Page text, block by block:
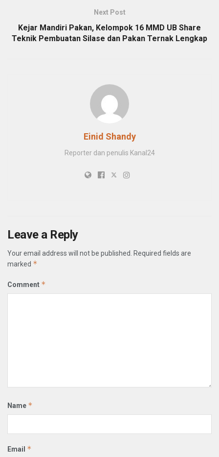
Next Post
Kejar Mandiri Pakan, Kelompok 16 MMD UB Share
Teknik Pembuatan Silase dan Pakan Ternak Lengkap
Einid Shandy
Reporter dan penulis Kanal24
Leave a Reply
Your email address will not be published.
Required fields are
marked *
Comment *
Name *
Email *